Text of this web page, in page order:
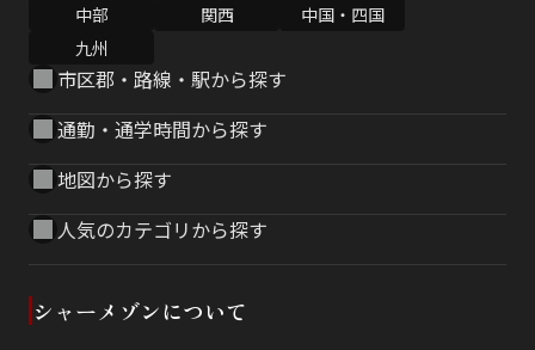
中部
関西
中国・四国
九州
市区郡・路線・駅から探す
通勤・通学時間から探す
地図から探す
人気のカテゴリから探す
シャーメゾンについて